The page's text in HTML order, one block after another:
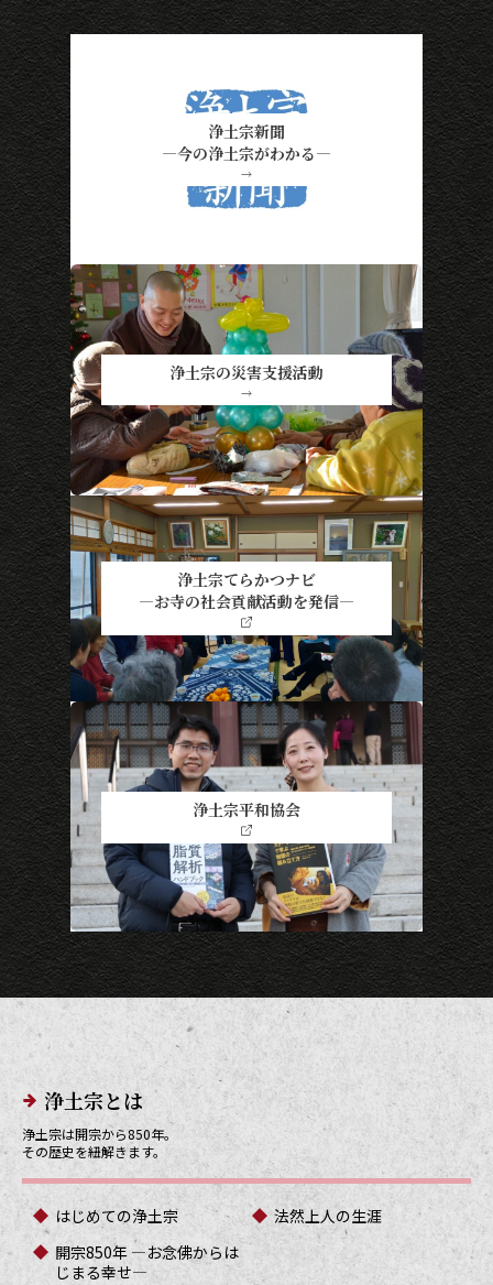
浄土宗新聞
―今の浄土宗がわかる―
→
浄土宗の災害支援活動
→
浄土宗てらかつナビ
―お寺の社会貢献活動を発信―
浄土宗平和協会
メインメニューリンク
浄土宗とは
浄土宗は開宗から850年。
その歴史を紐解きます。
はじめての浄土宗
法然上人の生涯
開宗850年 ―お念佛からは
じまる幸せ―